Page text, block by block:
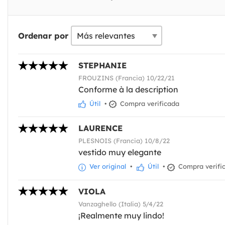
Ordenar por
STEPHANIE
FROUZINS (Francia) 10/22/21
Conforme à la description
Útil • Compra verificada
LAURENCE
PLESNOIS (Francia) 10/8/22
vestido muy elegante
Ver original • Útil • Compra
VIOLA
Vanzaghello (Italia) 5/4/22
¡Realmente muy lindo!